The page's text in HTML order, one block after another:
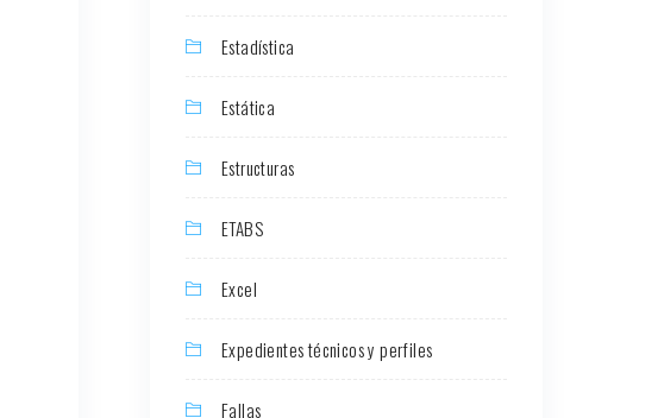
Estadística
Estática
Estructuras
ETABS
Excel
Expedientes técnicos y perfiles
Fallas